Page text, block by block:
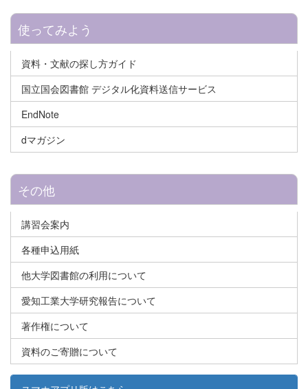
使ってみよう
資料・文献の探し方ガイド
国立国会図書館 デジタル化資料送信サービス
EndNote
dマガジン
その他
講習会案内
各種申込用紙
他大学図書館の利用について
愛知工業大学研究報告について
著作権について
資料のご寄贈について